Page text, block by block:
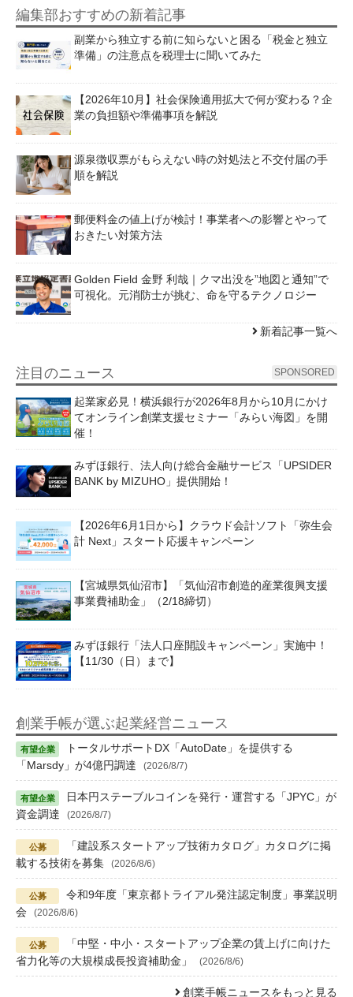
編集部おすすめの新着記事
副業から独立する前に知らないと困る「税金と独立
準備」の注意点を税理士に聞いてみた
【2026年10月】社会保険適用拡大で何が変わる？企
業の負担額や準備事項を解説
源泉徴収票がもらえない時の対処法と不交付届の手
順を解説
郵便料金の値上げが検討！事業者への影響とやって
おきたい対策方法
Golden Field 金野 利哉｜クマ出没を”地図と通知”で
可視化。元消防士が挑む、命を守るテクノロジー
新着記事一覧へ
注目のニュース SPONSORED
起業家必見！横浜銀行が2026年8月から10月にかけ
てオンライン創業支援セミナー「みらい海図」を開
催！
みずほ銀行、法人向け総合金融サービス「UPSIDER
BANK by MIZUHO」提供開始！
【2026年6月1日から】クラウド会計ソフト「弥生会
計 Next」スタート応援キャンペーン
【宮城県気仙沼市】「気仙沼市創造的産業復興支援
事業費補助金」（2/18締切）
みずほ銀行「法人口座開設キャンペーン」実施中！
【11/30（日）まで】
創業手帳が選ぶ起業経営ニュース
トータルサポートDX「AutoDate」を提供する
「Marsdy」が4億円調達
(2026/8/7)
日本円ステーブルコインを発行・運営する「JPYC」が
資金調達
(2026/8/7)
「建設系スタートアップ技術カタログ」カタログに掲
載する技術を募集
(2026/8/6)
令和9年度「東京都トライアル発注認定制度」事業説明
会
(2026/8/6)
「中堅・中小・スタートアップ企業の賃上げに向けた
省力化等の大規模成長投資補助金」
(2026/8/6)
創業手帳ニュースをもっと見る